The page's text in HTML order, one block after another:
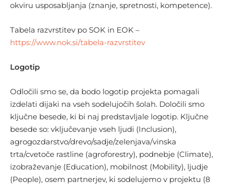
okviru usposabljanja (znanje, spretnosti, kompetence).
Tabela razvrstitev po SOK in EOK –
https://www.nok.si/tabela-razvrstitev
Logotip
Odločili smo se, da bodo logotip projekta pomagali
izdelati dijaki na vseh sodelujočih šolah. Določili smo
ključne besede, ki bi naj predstavljale logotip. Ključne
besede so: vključevanje vseh ljudi (Inclusion),
agrogozdarstvo/drevo/sadje/zelenjava/vinska
trta/cvetoče rastline (agroforestry), podnebje (Climate),
izobraževanje (Education), mobilnost (Mobility), ljudje
(People), osem partnerjev, ki sodelujemo v projektu (8